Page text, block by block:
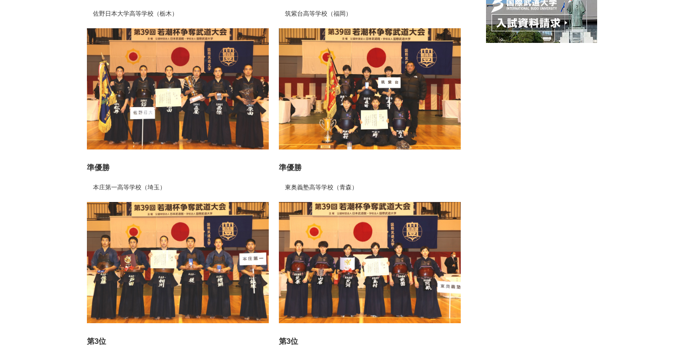
佐野日本大学高等学校（栃木） 筑紫台高等学校（福岡）
準優勝 準優勝
本庄第一高等学校（埼玉） 東奥義塾高等学校（青森）
第3位 第3位